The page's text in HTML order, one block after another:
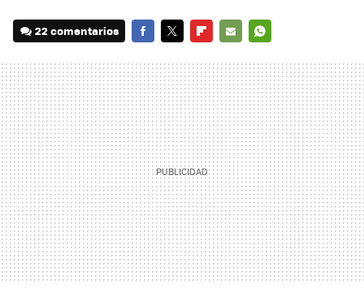
22 comentarios
MAIL